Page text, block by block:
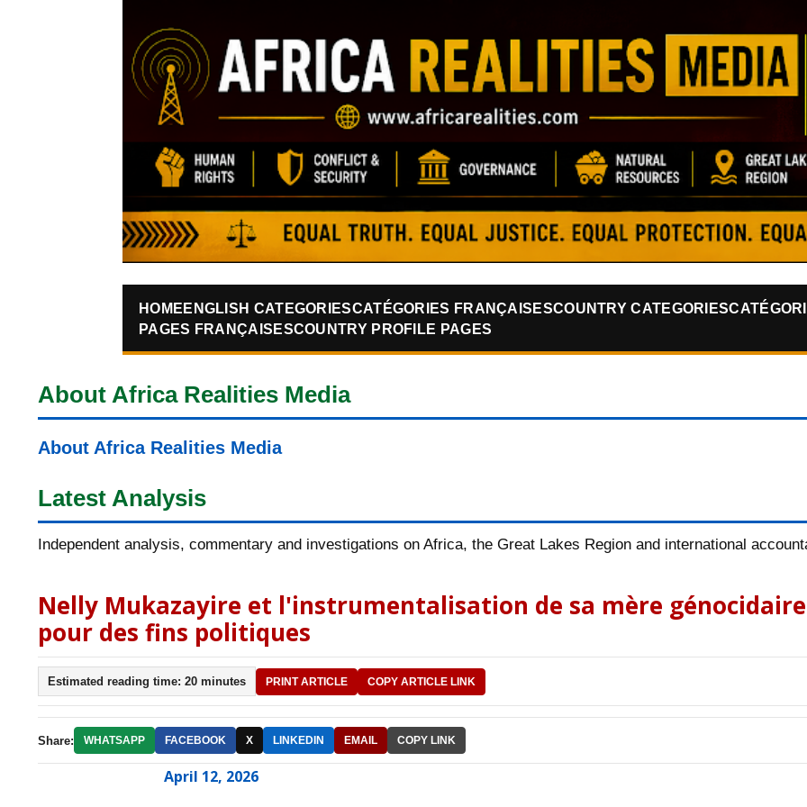
HOME ENGLISH CATEGORIESCATÉGORIES FRANÇAISESCOUNTRY CATEGORIES
PAGES FRANÇAISESCOUNTRY PROFILE PAGES
About Africa Realities Media
About Africa Realities Media
Latest Analysis
Independent analysis, commentary and investigations on Africa, the Great Lakes Region and international
Nelly Mukazayire et l'instrumentalisation de sa mère génocidaire
pour des fins politiques
Estimated reading time: 20 minutes PRINT ARTICLE COPY ARTICLE LINK
Share: WHATSAPP FACEBOOK X LINKEDIN EMAIL COPY LINK
April 12, 2026